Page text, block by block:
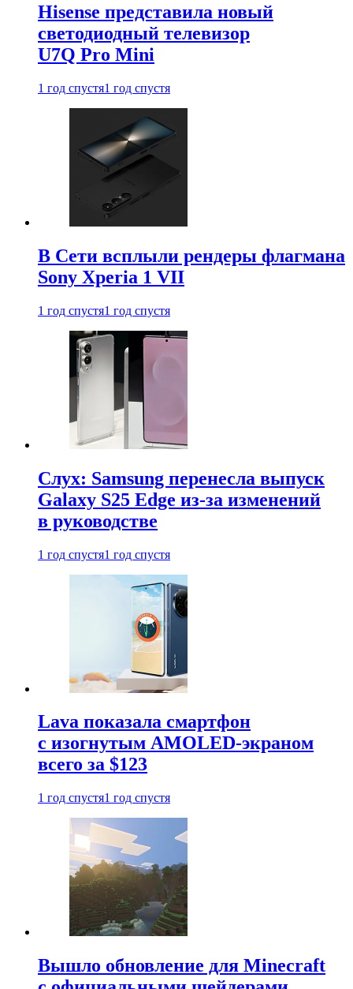
Hisense представила новый
светодиодный телевизор
U7Q Pro Mini
1 год спустя1 год спустя
В Сети всплыли рендеры флагмана
Sony Xperia 1 VII
1 год спустя1 год спустя
Слух: Samsung перенесла выпуск
Galaxy S25 Edge из-за изменений
в руководстве
1 год спустя1 год спустя
Lava показала смартфон
с изогнутым AMOLED-экраном
всего за $123
1 год спустя1 год спустя
Вышло обновление для Minecraft